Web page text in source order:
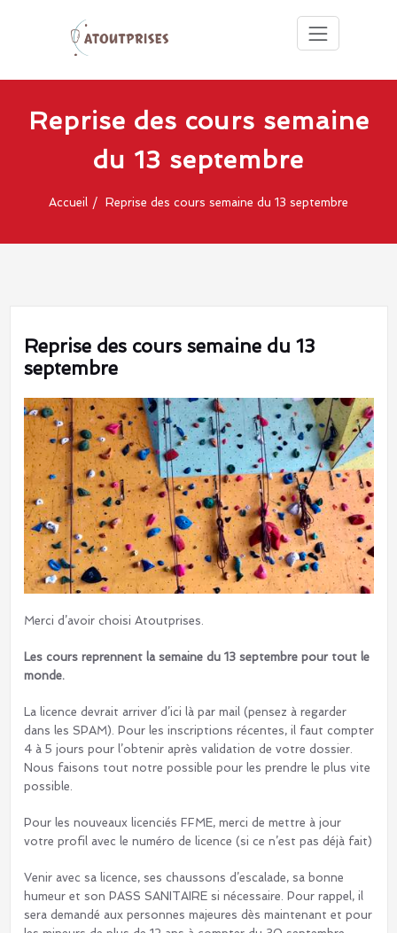
content
Atoutprises
d'escalade
Paris 75015
Cours d'escalade en salles,
Reprise des cours semaine
du 13 septembre
Accueil Reprise des cours semaine du 13 septembre
Reprise des cours semaine du 13
septembre
Merci d’avoir choisi Atoutprises.
Les cours reprennent la semaine du 13 septembre pour tout le
monde.
La licence devrait arriver d’ici là par mail (pensez à regarder
dans les SPAM). Pour les inscriptions récentes, il faut compter
4 à 5 jours pour l’obtenir après validation de votre dossier.
Nous faisons tout notre possible pour les prendre le plus vite
possible.
Pour les nouveaux licenciés FFME, merci de mettre à jour
votre profil avec le numéro de licence (si ce n’est pas déjà fait)
Venir avec sa licence, ses chaussons d’escalade, sa bonne
humeur et son PASS SANITAIRE si nécessaire. Pour rappel, il
sera demandé aux personnes majeures dès maintenant et pour